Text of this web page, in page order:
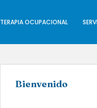
TERAPIA OCUPACIONAL
Bienvenido